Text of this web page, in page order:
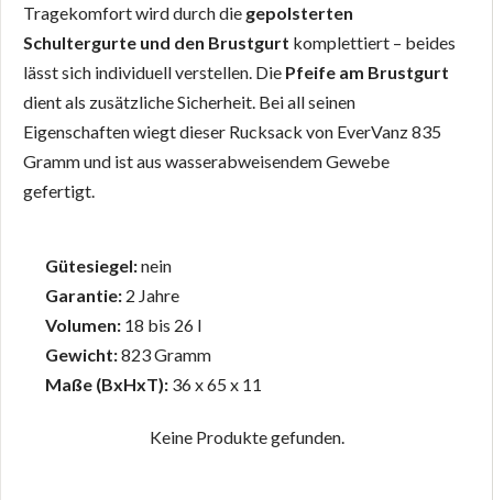
Tragekomfort wird durch die gepolsterten
Schultergurte und den Brustgurt komplettiert – beides
lässt sich individuell verstellen. Die Pfeife am Brustgurt
dient als zusätzliche Sicherheit. Bei all seinen
Eigenschaften wiegt dieser Rucksack von EverVanz 835
Gramm und ist aus wasserabweisendem Gewebe
gefertigt.
Gütesiegel:nein
Garantie: 2 Jahre
Volumen: 18 bis 26 l
Gewicht:823 Gramm
Maße (BxHxT): 36 x 65 x 11
Keine Produkte gefunden.